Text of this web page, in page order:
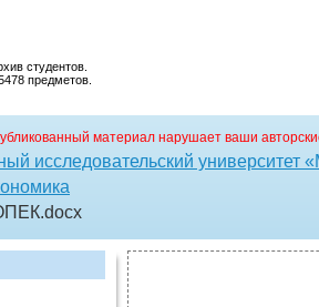
студентов.
предметов.
материал нарушает ваши
исследовательский университет
.docx